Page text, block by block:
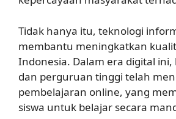
Tidak hanya itu, teknologi
membantu meningkatkan
Indonesia. Dalam era digital ini,
dan perguruan tinggi telah
pembelajaran online, yang
siswa untuk belajar secara